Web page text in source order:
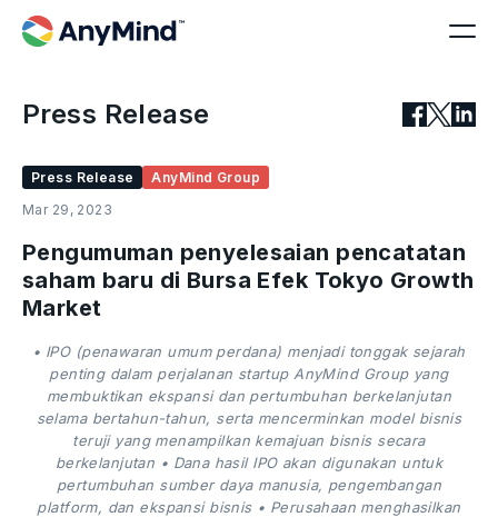
Press Release
Press Release
AnyMind Group
Mar 29, 2023
Pengumuman penyelesaian pencatatan
saham baru di Bursa Efek Tokyo Growth
Market
• IPO (penawaran umum perdana) menjadi tonggak sejarah
penting dalam perjalanan startup AnyMind Group yang
membuktikan ekspansi dan pertumbuhan berkelanjutan
selama bertahun-tahun, serta mencerminkan model bisnis
teruji yang menampilkan kemajuan bisnis secara
berkelanjutan • Dana hasil IPO akan digunakan untuk
pertumbuhan sumber daya manusia, pengembangan
platform, dan ekspansi bisnis • Perusahaan menghasilkan